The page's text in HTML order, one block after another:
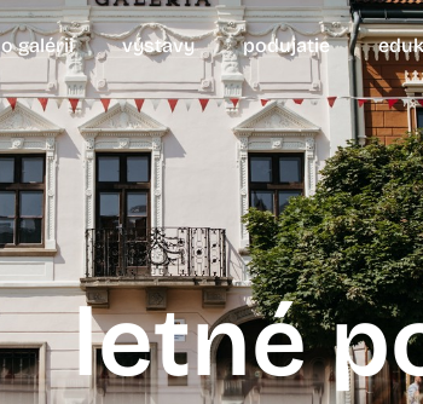
o galérii výstavy podujatie
letné